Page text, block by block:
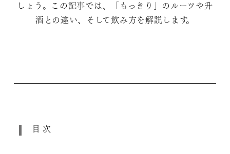
しょう。この記事では、「もっきり」のルーツや升
酒との違い、そして飲み方を解説します。
目次